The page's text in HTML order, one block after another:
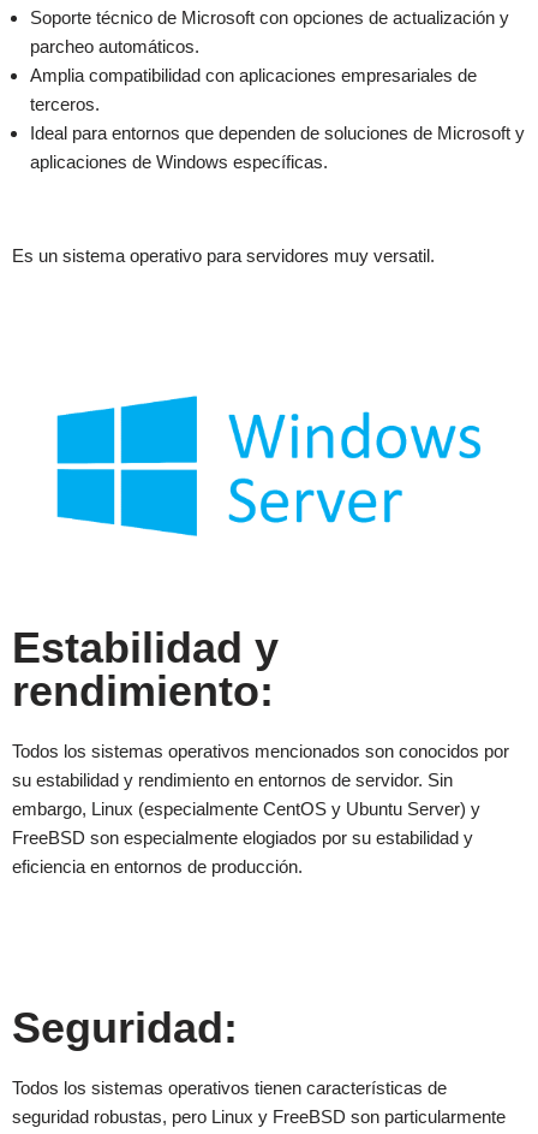
Soporte técnico de Microsoft con opciones de actualización y
parcheo automáticos.
Amplia compatibilidad con aplicaciones empresariales de
terceros.
Ideal para entornos que dependen de soluciones de Microsoft y
aplicaciones de Windows específicas.
Es un sistema operativo para servidores muy versatil.
Estabilidad y
rendimiento:
Todos los sistemas operativos mencionados son conocidos por
su estabilidad y rendimiento en entornos de servidor. Sin
embargo, Linux (especialmente CentOS y Ubuntu Server) y
FreeBSD son especialmente elogiados por su estabilidad y
eficiencia en entornos de producción.
Seguridad:
Todos los sistemas operativos tienen características de
seguridad robustas, pero Linux y FreeBSD son particularmente